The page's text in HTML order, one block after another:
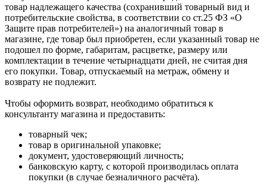
товар надлежащего качества (сохранивший товарный вид и
потребительские свойства, в соответствии со ст.25 ФЗ «О
Защите прав потребителей») на аналогичный товар в
магазине, где товар был приобретен, если указанный товар не
подошел по форме, габаритам, расцветке, размеру или
комплектации в течение четырнадцати дней, не считая дня
его покупки. Товар, отпускаемый на метраж, обмену и
возврату не подлежит.
Чтобы оформить возврат, необходимо обратиться к
консультанту магазина и предоставить:
товарный чек;
товар в оригинальной упаковке;
документ, удостоверяющий личность;
банковскую карту, с которой производилась оплата
покупки (в случае безналичного расчёта).